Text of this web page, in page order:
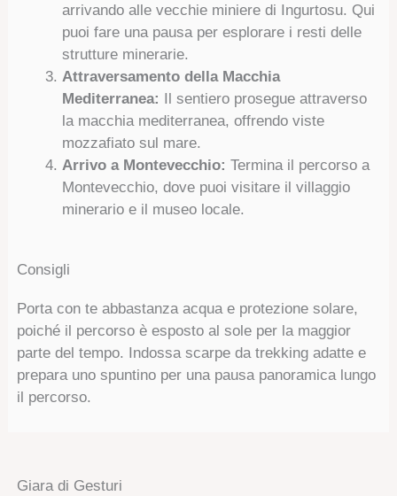
arrivando alle vecchie miniere di Ingurtosu. Qui
puoi fare una pausa per esplorare i resti delle
strutture minerarie.
Attraversamento della Macchia
Mediterranea: Il sentiero prosegue attraverso
la macchia mediterranea, offrendo viste
mozzafiato sul mare.
Arrivo a Montevecchio: Termina il percorso a
Montevecchio, dove puoi visitare il villaggio
minerario e il museo locale.
Consigli
Porta con te abbastanza acqua e protezione solare,
poiché il percorso è esposto al sole per la maggior
parte del tempo. Indossa scarpe da trekking adatte e
prepara uno spuntino per una pausa panoramica lungo
il percorso.
Giara di Gesturi